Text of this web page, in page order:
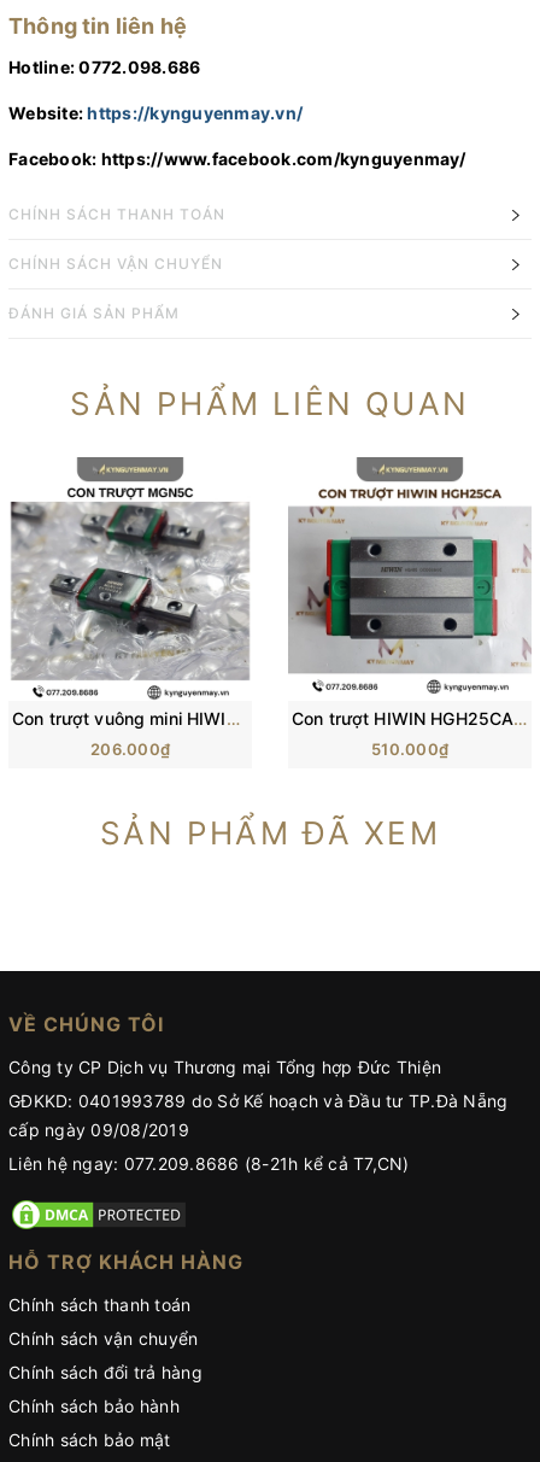
Thông tin liên hệ
Hotline: 0772.098.686
Website:https://kynguyenmay.vn/
Facebook: https://www.facebook.com/kynguyenmay/
CHÍNH SÁCH THANH TOÁN
CHÍNH SÁCH VẬN CHUYỂN
ĐÁNH GIÁ SẢN PHẨM
SẢN PHẨM LIÊN QUAN
Con trượt vuông mini HIWIN MGN-C | Block trượt MGN5C, MGN7C, MGN12C
206.000₫
Con trượt HIWIN HGH25CA/ H25C/ HG25 (84x48x40mm)
510.000₫
SẢN PHẨM ĐÃ XEM
VỀ CHÚNG TÔI
Công ty CP Dịch vụ Thương mại Tổng hợp Đức Thiện
GĐKKD: 0401993789 do Sở Kế hoạch và Đầu tư TP.Đà Nẵng
cấp ngày 09/08/2019
Liên hệ ngay: 077.209.8686 (8-21h kể cả T7,CN)
HỖ TRỢ KHÁCH HÀNG
Chính sách thanh toán
Chính sách vận chuyển
Chính sách đổi trả hàng
Chính sách bảo hành
Chính sách bảo mật